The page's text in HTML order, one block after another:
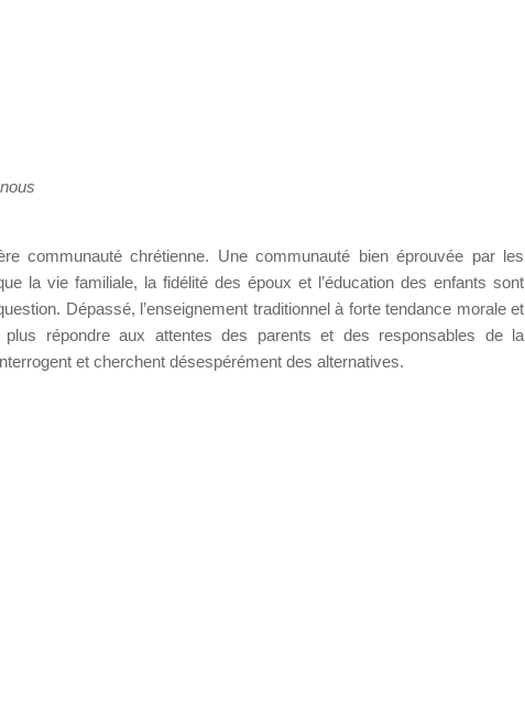
communauté chrétienne. Une communauté bien éprouvée par les
la vie familiale, la fidélité des époux et l’éducation des enfants sont
Dépassé, l’enseignement traditionnel à forte tendance morale et
plus répondre aux attentes des parents et des responsables de la
et cherchent désespérément des alternatives.